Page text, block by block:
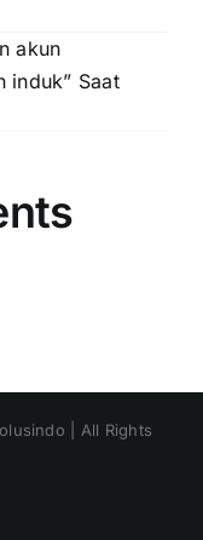
akun
induk” Saat
| All Rights